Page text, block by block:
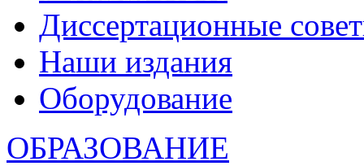
Диссертационные
Наши издания
Оборудование
ОБРАЗОВАНИЕ